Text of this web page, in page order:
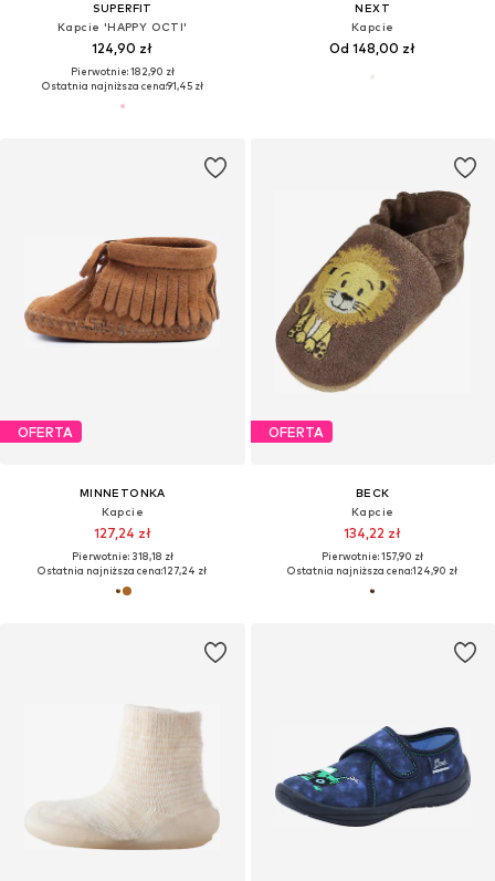
SUPERFIT
Kapcie 'HAPPY OCTI'
124,90 zł
Pierwotnie: 182,90 zł
Ostatnia najniższa cena:91,45 zł
NEXT
Kapcie
Od 148,00 zł
OFERTA
MINNETONKA
Kapcie
127,24 zł
Pierwotnie: 318,18 zł
Ostatnia najniższa cena:127,24 zł
OFERTA
BECK
Kapcie
134,22 zł
Pierwotnie: 157,90 zł
Ostatnia najniższa cena:124,90 zł